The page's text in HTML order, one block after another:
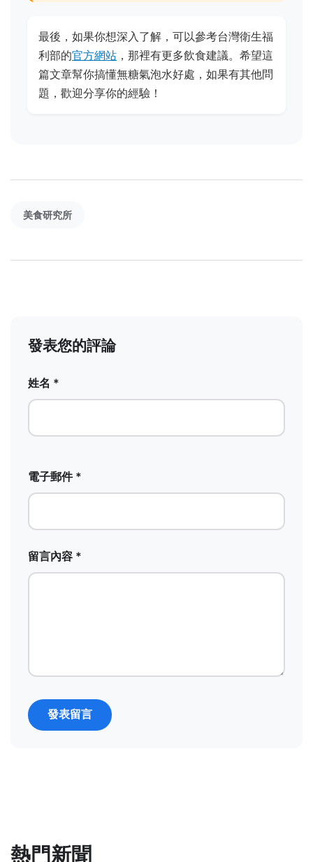
最後，如果你想深入了解，可以參考台灣衛生福
利部的官方網站 ，那裡有更多飲食建議。希望這
篇文章幫你搞懂無糖氣泡水好處，如果有其他問
題，歡迎分享你的經驗！
美食研究所
發表您的評論
姓名 *
電子郵件 *
留言內容 *
發表留言
熱門新聞